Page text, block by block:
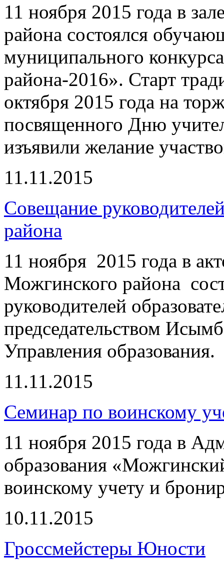
11 ноября 2015 года в
района состоялся
муниципального
района-2016». Старт
октября 2015 года на
посвященного Дню
изъявили желание
11.11.2015
Совещание
района
11 ноября 2015 года в
Можгинского района
руководителей
председательством
Управления образования.
11.11.2015
Семинар по воинскому
11 ноября 2015 года в
образования
воинскому учету и
10.11.2015
Гроссмейстеры Юности